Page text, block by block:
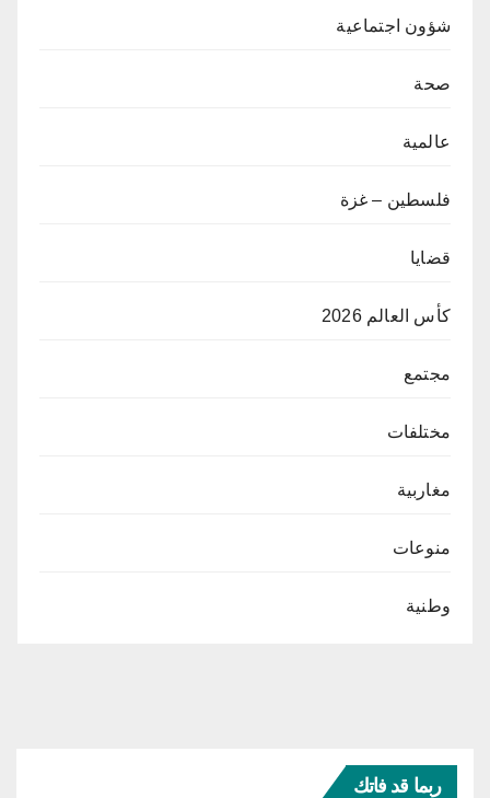
شؤون اجتماعية
صحة
عالمية
فلسطين – غزة
قضايا
كأس العالم 2026
مجتمع
مختلفات
مغاربية
منوعات
وطنية
ربما قد فاتك